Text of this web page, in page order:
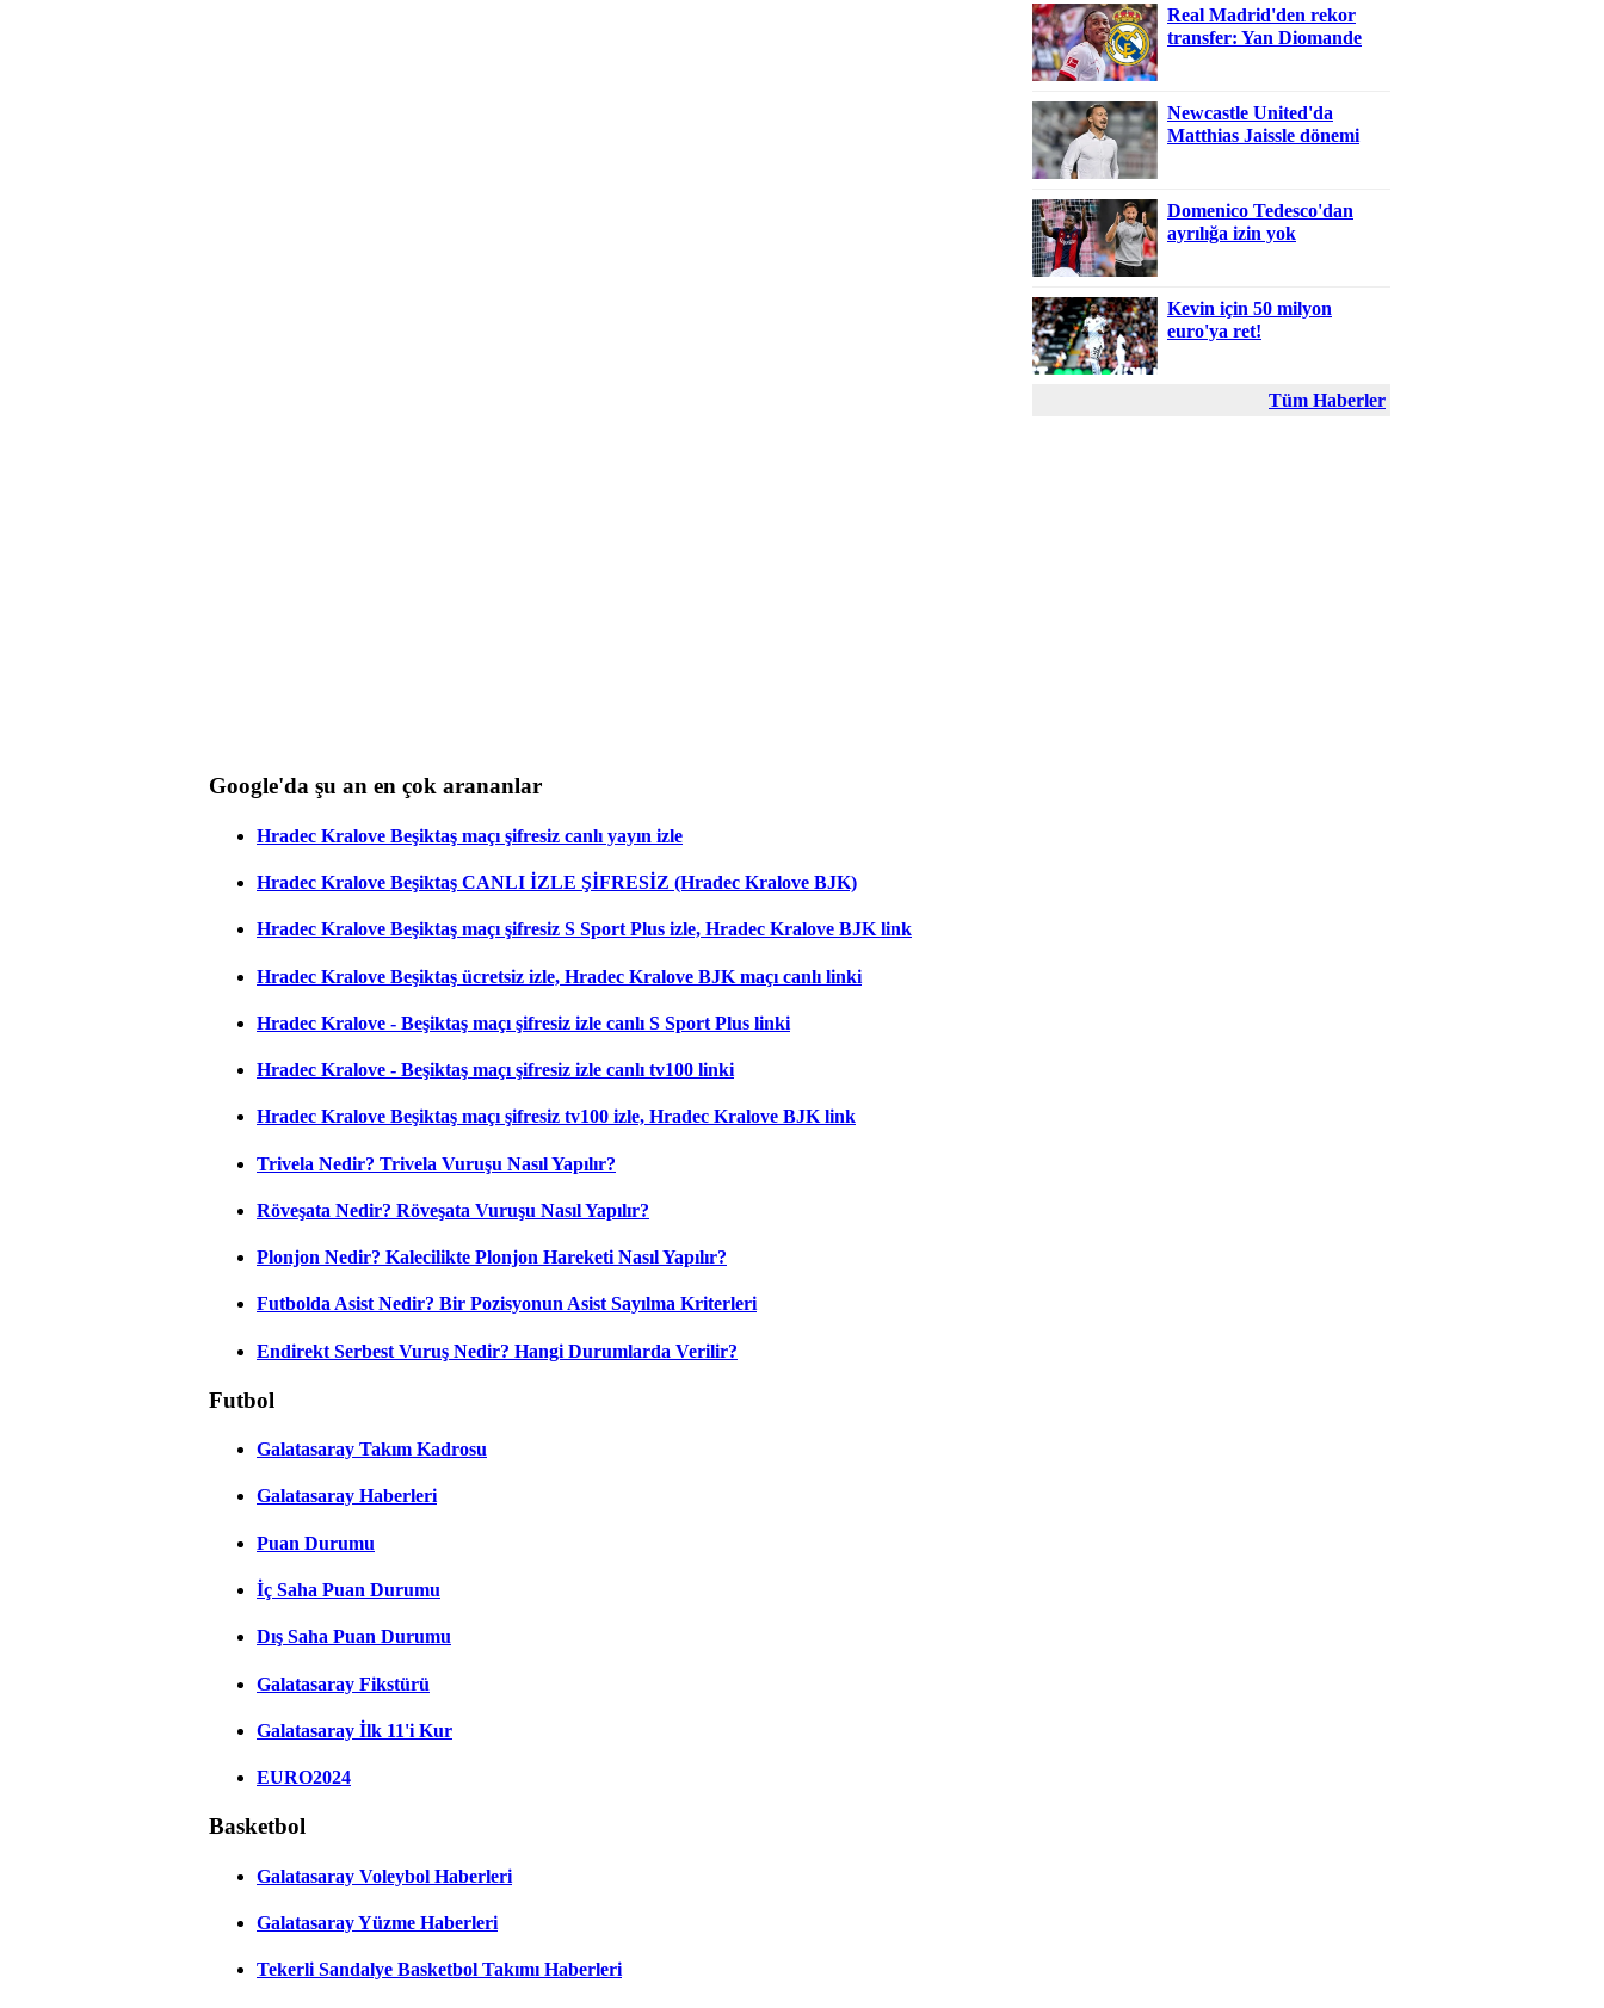
Real Madrid'den rekor
transfer: Yan Diomande
Newcastle United'da
Matthias Jaissle dönemi
Domenico Tedesco'dan
ayrılığa izin yok
Kevin için 50 milyon
euro'ya ret!
Tüm Haberler
Google'da şu an en çok arananlar
Hradec Kralove Beşiktaş maçı şifresiz canlı yayın izle
Hradec Kralove Beşiktaş CANLI İZLE ŞİFRESİZ (Hradec Kralove BJK)
Hradec Kralove Beşiktaş maçı şifresiz S Sport Plus izle, Hradec Kralove BJK link
Hradec Kralove Beşiktaş ücretsiz izle, Hradec Kralove BJK maçı canlı linki
Hradec Kralove - Beşiktaş maçı şifresiz izle canlı S Sport Plus linki
Hradec Kralove - Beşiktaş maçı şifresiz izle canlı tv100 linki
Hradec Kralove Beşiktaş maçı şifresiz tv100 izle, Hradec Kralove BJK link
Trivela Nedir? Trivela Vuruşu Nasıl Yapılır?
Röveşata Nedir? Röveşata Vuruşu Nasıl Yapılır?
Plonjon Nedir? Kalecilikte Plonjon Hareketi Nasıl Yapılır?
Futbolda Asist Nedir? Bir Pozisyonun Asist Sayılma Kriterleri
Endirekt Serbest Vuruş Nedir? Hangi Durumlarda Verilir?
Futbol
Galatasaray Takım Kadrosu
Galatasaray Haberleri
Puan Durumu
İç Saha Puan Durumu
Dış Saha Puan Durumu
Galatasaray Fikstürü
Galatasaray İlk 11'i Kur
EURO2024
Basketbol
Galatasaray Voleybol Haberleri
Galatasaray Yüzme Haberleri
Tekerli Sandalye Basketbol Takımı Haberleri